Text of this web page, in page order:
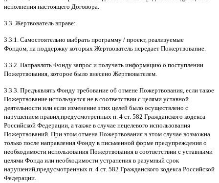
исполнения настоящего Договора
3.3. Жертвователь вправе:
3.3.1. Самостоятельно выбрать программу / проект, реализуемые
Фондом на поддержку которых Жертвователь передает Пожертвование
3.3.2. Направлять Фонду запрос и получать информацию о поступлении
Пожертвования которое было внесено Жертвователем
3.3.3. Предъявлять Фонду требование об отмене Пожертвования если такое
Пожертвование используется не в соответствии с целями уставной
деятельности или если изменение этих целей было осуществлено с
нарушением правил предусмотренных п . 4 ст. 582 Гражданского кодекса
Российской Федерации а также в случае нецелевого использования
Пожертвований При этом отмена Пожертвования в этом случае возможна
только после направления Фонду в письменной форме предупреждения о
необходимости использования Пожертвования в соответствии с уставными
целями Фонда или необходимости устранения в разумный срок
нарушений предусмотренных п . 4 ст. 582 Гражданского кодекса Российской
Федерации